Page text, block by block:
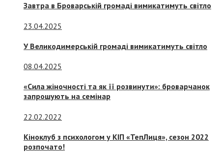
Завтра в Броварській громаді вимикатимуть світло
23.04.2025
У Великодимерській громаді вимикатимуть світло
08.04.2025
«Сила жіночності та як її розвинути»: броварчанок
запрошують на семінар
22.02.2022
Кіноклуб з психологом у КІП «ТепЛиця», сезон 2022
розпочато!